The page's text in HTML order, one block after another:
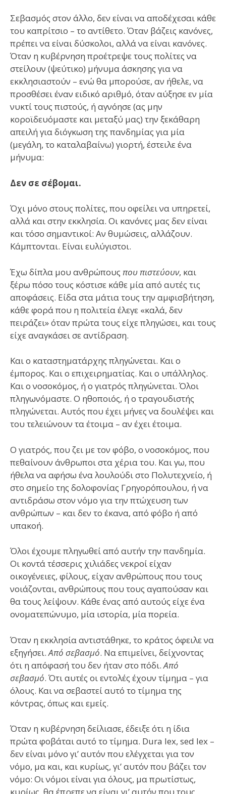
Σεβασμός στον άλλο, δεν είναι να αποδέχεσαι κάθε
του καπρίτσιο – το αντίθετο. Όταν βάζεις κανόνες,
πρέπει να είναι δύσκολοι, αλλά να είναι κανόνες.
Όταν η κυβέρνηση προέτρεψε τους πολίτες να
στείλουν (ψεύτικο) μήνυμα άσκησης για να
εκκλησιαστούν – ενώ θα μπορούσε, αν ήθελε, να
προσθέσει έναν ειδικό αριθμό, όταν αύξησε εν μία
νυκτί τους πιστούς, ή αγνόησε (ας μην
κοροϊδευόμαστε και μεταξύ μας) την ξεκάθαρη
απειλή για διόγκωση της πανδημίας για μία
(μεγάλη, το καταλαβαίνω) γιορτή, έστειλε ένα
μήνυμα:
Δεν σε σέβομαι.
Όχι μόνο στους πολίτες, που οφείλει να υπηρετεί,
αλλά και στην εκκλησία. Οι κανόνες μας δεν είναι
και τόσο σημαντικοί: Αν θυμώσεις, αλλάζουν.
Κάμπτονται. Είναι ευλύγιστοι.
Έχω δίπλα μου ανθρώπους που πιστεύουν, και
ξέρω πόσο τους κόστισε κάθε μία από αυτές τις
αποφάσεις. Είδα στα μάτια τους την αμφισβήτηση,
κάθε φορά που η πολιτεία έλεγε «καλά, δεν
πειράζει» όταν πρώτα τους είχε πληγώσει, και τους
είχε αναγκάσει σε αντίδραση.
Και ο καταστηματάρχης πληγώνεται. Και ο
έμπορος. Και ο επιχειρηματίας. Και ο υπάλληλος.
Και ο νοσοκόμος, ή ο γιατρός πληγώνεται. Όλοι
πληγωνόμαστε. Ο ηθοποιός, ή ο τραγουδιστής
πληγώνεται. Αυτός που έχει μήνες να δουλέψει και
του τελειώνουν τα έτοιμα – αν έχει έτοιμα.
Ο γιατρός, που ζει με τον φόβο, ο νοσοκόμος, που
πεθαίνουν άνθρωποι στα χέρια του. Και γω, που
ήθελα να αφήσω ένα λουλούδι στο Πολυτεχνείο, ή
στο σημείο της δολοφονίας Γρηγορόπουλου, ή να
αντιδράσω στον νόμο για την πτώχευση των
ανθρώπων – και δεν το έκανα, από φόβο ή από
υπακοή.
Όλοι έχουμε πληγωθεί από αυτήν την πανδημία.
Οι κοντά τέσσερις χιλιάδες νεκροί είχαν
οικογένειες, φίλους, είχαν ανθρώπους που τους
νοιάζονται, ανθρώπους που τους αγαπούσαν και
θα τους λείψουν. Κάθε ένας από αυτούς είχε ένα
ονοματεπώνυμο, μία ιστορία, μία πορεία.
Όταν η εκκλησία αντιστάθηκε, το κράτος όφειλε να
εξηγήσει.Από σεβασμό. Να επιμείνει, δείχνοντας
ότι η απόφασή του δεν ήταν στο πόδι.Από
σεβασμό. Ότι αυτές οι εντολές έχουν τίμημα – για
όλους. Και να σεβαστεί αυτό το τίμημα της
κόντρας, όπως και εμείς.
Όταν η κυβέρνηση δείλιασε, έδειξε ότι η ίδια
πρώτα φοβάται αυτό το τίμημα. Dura lex, sed lex –
δεν είναι μόνο γι’ αυτόν που ελέγχεται για τον
νόμο, μα και, και κυρίως, γι’ αυτόν που βάζει τον
νόμο: Οι νόμοι είναι για όλους, μα πρωτίστως,